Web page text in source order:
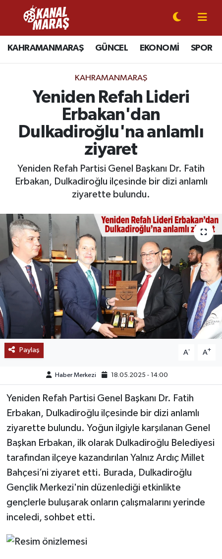
KAHRAMANMARAŞ GÜNCEL EKONOMİ SPOR
KAHRAMANMARAŞ
Yeniden Refah Lideri
Erbakan'dan
Dulkadiroğlu'na anlamlı
ziyaret
Yeniden Refah Partisi Genel Başkanı Dr. Fatih
Erbakan, Dulkadiroğlu ilçesinde bir dizi anlamlı
ziyarette bulundu.
Paylaş A- A+
Haber Merkezi 18.05.2025 - 14:00
Yeniden Refah Partisi Genel Başkanı Dr. Fatih
Erbakan, Dulkadiroğlu ilçesinde bir dizi anlamlı
ziyarette bulundu. Yoğun ilgiyle karşılanan Genel
Başkan Erbakan, ilk olarak Dulkadiroğlu Belediyesi
tarafından ilçeye kazandırılan Yalnız Ardıç Millet
Bahçesi’ni ziyaret etti. Burada, Dulkadiroğlu
Gençlik Merkezi'nin düzenlediği etkinlikte
gençlerle buluşarak onların çalışmalarını yerinde
inceledi, sohbet etti.
CANLI YAYIN
KAHRAMANMARAŞ
GÜNCEL
SİYASET
EKONOMİ
MAGAZİN
SAĞLIK
EĞİTİM
BÖLGE
KEŞFET
POPÜLER
MEDYA
OTOMOTİV
TEKNOLOJİ
YAŞAM
KÜLTÜR SANAT
Kahramanmaraş Nöbetçi Eczaneler
Kahramanmaraş Hava Durumu
Kahramanmaraş Namaz Vakitleri
Kahramanmaraş Trafik Yoğunluk Haritası
Süper Lig Puan Durumu ve Fikstür
Tüm Manşetler
Son Dakika Haberleri
Haber Arşivi